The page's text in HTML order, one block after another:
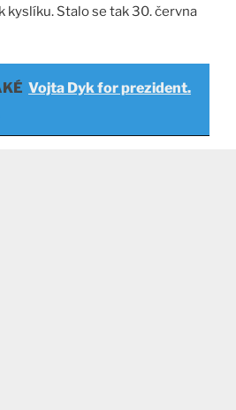
kyslíku. Stalo se tak 30. června
Vojta Dyk for prezident.